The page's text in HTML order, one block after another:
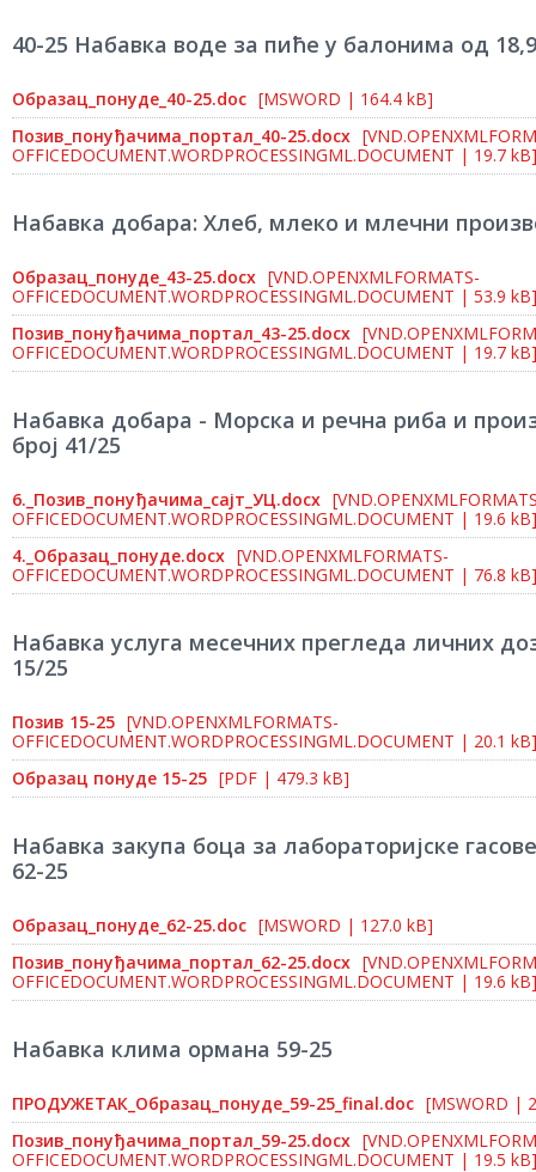
40-25 Набавка воде за пиће у балонима од
Образац_понуде_40-25.doc [MSWORD | 164.4 kB]
Позив_понуђачима_портал_40-25.docx
OFFICEDOCUMENT.WORDPROCESSINGML.DOCUMENT | 19.7 kB]
Набавка добара: Хлеб, млеко и млечни
Образац_понуде_43-25.docx [VND.OPENXMLFORMATS-
OFFICEDOCUMENT.WORDPROCESSINGML.DOCUMENT | 53.9 kB]
Позив_понуђачима_портал_43-25.docx
OFFICEDOCUMENT.WORDPROCESSINGML.DOCUMENT | 19.7 kB]
Набавка добара - Морска и речна риба и
број 41/25
6._Позив_понуђачима_сајт_УЦ.docx
OFFICEDOCUMENT.WORDPROCESSINGML.DOCUMENT | 19.6 kB]
4._Образац_понуде.docx [VND.OPENXMLFORMATS-
OFFICEDOCUMENT.WORDPROCESSINGML.DOCUMENT | 76.8 kB]
Набавка услуга месечних прегледа личних
15/25
Позив 15-25 [VND.OPENXMLFORMATS-
OFFICEDOCUMENT.WORDPROCESSINGML.DOCUMENT | 20.1 kB]
Образац понуде 15-25 [PDF | 479.3 kB]
Набавка закупа боца за лабораторијске
62-25
Образац_понуде_62-25.doc [MSWORD | 127.0 kB]
Позив_понуђачима_портал_62-25.docx
OFFICEDOCUMENT.WORDPROCESSINGML.DOCUMENT | 19.6 kB]
Набавка клима ормана 59-25
ПРОДУЖЕТАК_Образац_понуде_59-25_final.doc [MSWORD |
Позив_понуђачима_портал_59-25.docx
OFFICEDOCUMENT.WORDPROCESSINGML.DOCUMENT | 19.5 kB]